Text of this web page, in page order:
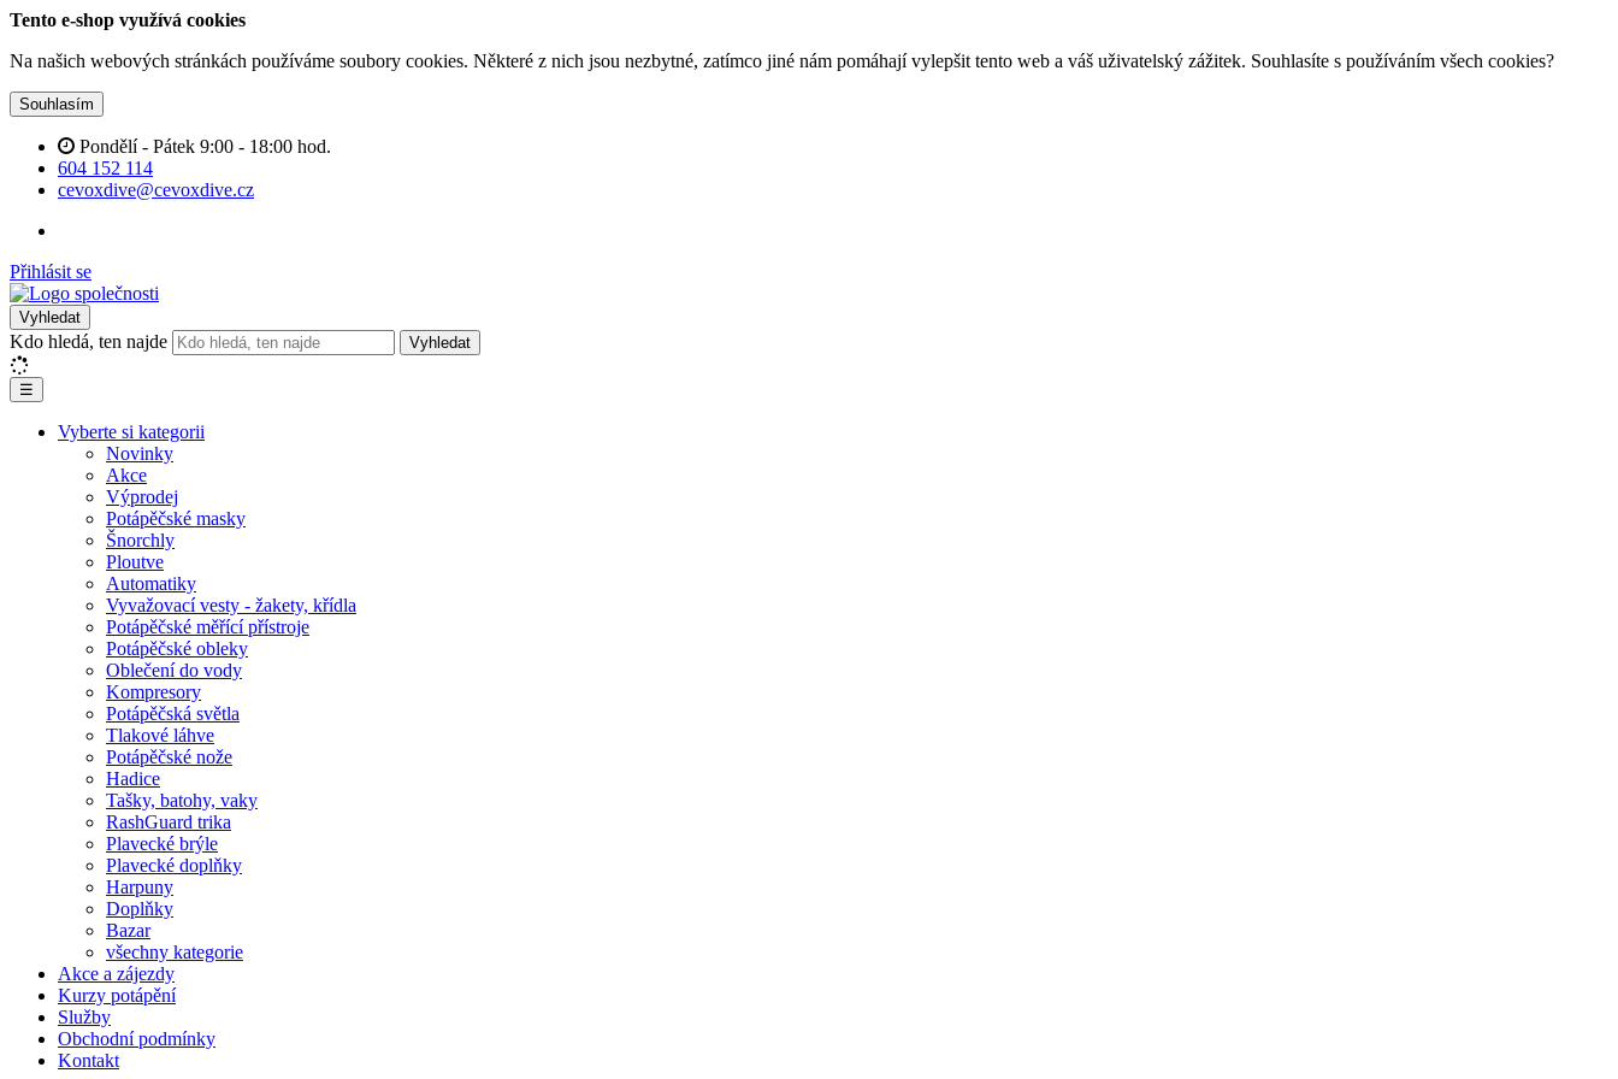
Tento e-shop využívá cookies
Na našich webových stránkách používáme soubory cookies. Některé z nich jsou nezbytné, zatímco jiné nám pomáhají vylepšit tento web a váš uživatelský zážitek. Souhlasíte s používáním všech cookies?
Souhlasím
Pondělí - Pátek 9:00 - 18:00 hod.
604 152 114
cevoxdive@cevoxdive.cz
Přihlásit se
Vyhledat
Kdo hledá, ten najde Vyhledat
☰
Vyberte si kategorii
Novinky
Akce
Výprodej
Potápěčské masky
Šnorchly
Ploutve
Automatiky
Vyvažovací vesty - žakety, křídla
Potápěčské měřící přístroje
Potápěčské obleky
Oblečení do vody
Kompresory
Potápěčská světla
Tlakové láhve
Potápěčské nože
Hadice
Tašky, batohy, vaky
RashGuard trika
Plavecké brýle
Plavecké doplňky
Harpuny
Doplňky
Bazar
všechny kategorie
Akce a zájezdy
Kurzy potápění
Služby
Obchodní podmínky
Kontakt